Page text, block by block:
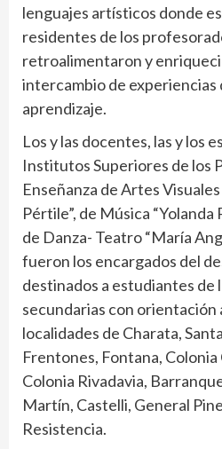
lenguajes artísticos donde
residentes de los
retroalimentaron y
intercambio de experiencias
aprendizaje.
Los y las docentes, las y los
Institutos Superiores de los
Enseñanza de Artes
Pértile”, de Música “Yolanda
de Danza- Teatro “María
fueron los encargados del
destinados a estudiantes de
secundarias con orientación
localidades de Charata,
Frentones, Fontana,
Colonia Rivadavia,
Martín, Castelli, General
Resistencia.